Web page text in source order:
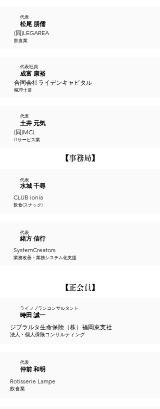
代表
松尾 朋儒
(同)LEGAREA
飲食業
代表社員
成富 康裕
合同会社ライデンキャピタル
税理士業
代表
土井 元気
(同)MCL
ITサービス業
​【事務局】
代表
水城 千尋
CLUB ionia
飲食(スナック)
代表
緒方 信行
SystemCreators
業務改善・業務システム化支援
​【正会員】
ライフプランコンサルタント
時田 誠一
ジブラルタ生命保険（株）福岡東支社
法人・個人保険コンサルティング
代表
仲前 和明
Rotisserie Lampe
飲食業